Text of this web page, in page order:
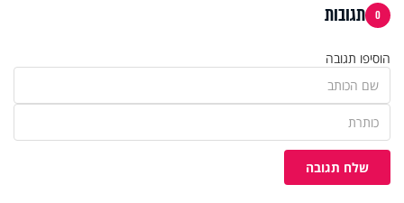
0 תגובות
הוסיפו תגובה
שלח תגובה